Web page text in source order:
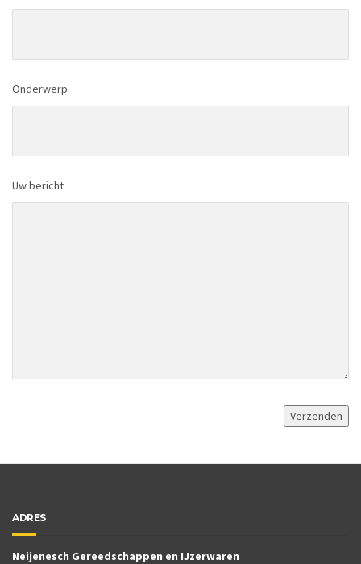
Onderwerp
Uw bericht
ADRES
Neijenesch Gereedschappen en IJzerwaren